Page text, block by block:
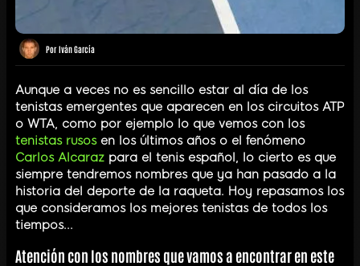
Por Iván García
Aunque a veces no es sencillo estar al día de los
tenistas emergentes que aparecen en los circuitos ATP
o WTA, como por ejemplo lo que vemos con los
tenistas rusosen los últimos años o el fenómeno
Carlos Alcaraz para el tenis español, lo cierto es que
siempre tendremos nombres que ya han pasado a la
historia del deporte de la raqueta. Hoy repasamos los
que consideramos los mejores tenistas de todos los
tiempos...
Atención con los nombres que vamos a encontrar en este